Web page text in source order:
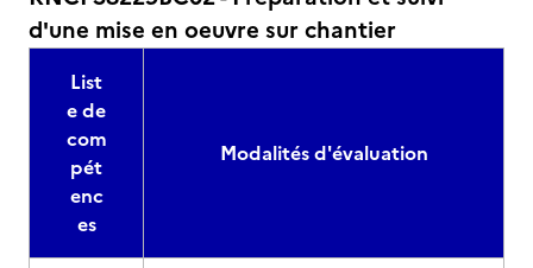
d'une mise en oeuvre sur chantier
List
e de
com
pét
enc
es
Modalités d'évaluation